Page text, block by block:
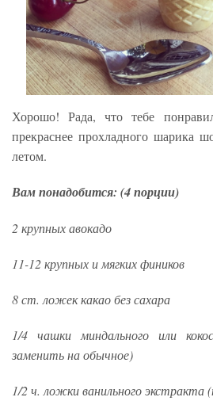
Хорошо! Рада, что тебе
прекраснее прохладного шарика
летом.
Вам понадобится: (4 порции)
2 крупных авокадо
11-12 крупных и мягких фиников
8 ст. ложек какао без сахара
1/4 чашки миндального или
заменить на обычное)
1/2 ч. ложки ванильного